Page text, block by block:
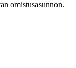
omistusasunnon.